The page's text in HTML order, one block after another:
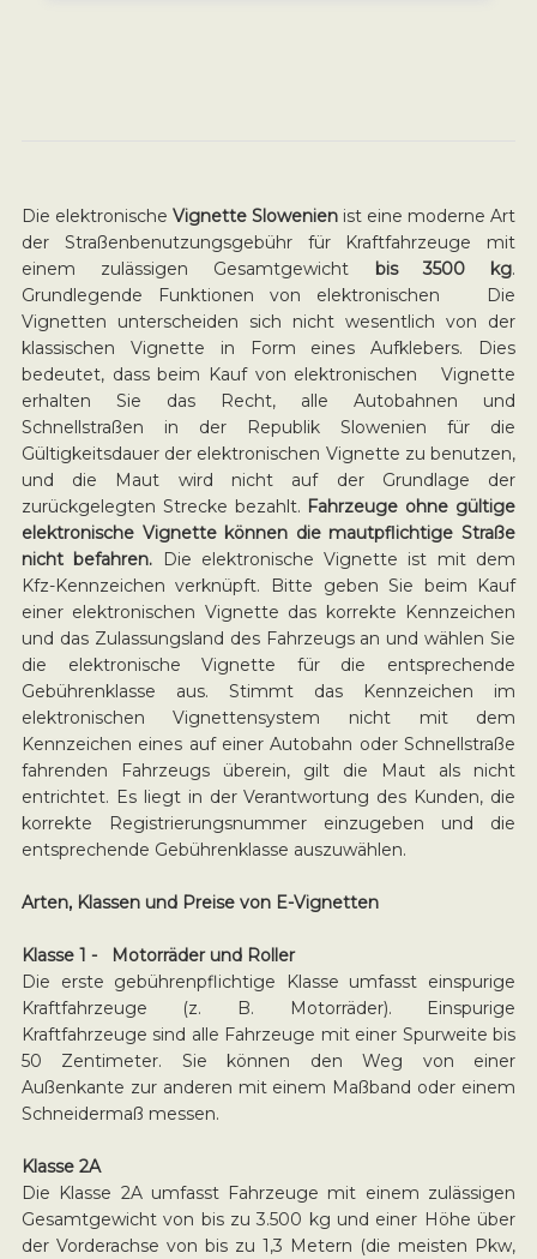
Die elektronische Vignette Slowenien ist eine moderne Art
der Straßenbenutzungsgebühr für Kraftfahrzeuge mit
einem zulässigen Gesamtgewicht bis 3500 kg.
Grundlegende Funktionen von elektronischen Die
Vignetten unterscheiden sich nicht wesentlich von der
klassischen Vignette in Form eines Aufklebers. Dies
bedeutet, dass beim Kauf von elektronischen Vignette
erhalten Sie das Recht, alle Autobahnen und
Schnellstraßen in der Republik Slowenien für die
Gültigkeitsdauer der elektronischen Vignette zu benutzen,
und die Maut wird nicht auf der Grundlage der
zurückgelegten Strecke bezahlt. Fahrzeuge ohne gültige
elektronische Vignette können die mautpflichtige Straße
nicht befahren.
Die elektronische Vignette ist mit dem
Kfz-Kennzeichen verknüpft. Bitte geben Sie beim Kauf
einer elektronischen Vignette das korrekte Kennzeichen
und das Zulassungsland des Fahrzeugs an und wählen Sie
die elektronische Vignette für die entsprechende
Gebührenklasse aus. Stimmt das Kennzeichen im
elektronischen Vignettensystem nicht mit dem
Kennzeichen eines auf einer Autobahn oder Schnellstraße
fahrenden Fahrzeugs überein, gilt die Maut als nicht
entrichtet. Es liegt in der Verantwortung des Kunden, die
korrekte Registrierungsnummer einzugeben und die
entsprechende Gebührenklasse auszuwählen.
Arten, Klassen und Preise von E-Vignetten
Klasse 1 - Motorräder und Roller
Die erste gebührenpflichtige Klasse umfasst einspurige
Kraftfahrzeuge (z. B. Motorräder). Einspurige
Kraftfahrzeuge sind alle Fahrzeuge mit einer Spurweite bis
50 Zentimeter. Sie können den Weg von einer
Außenkante zur anderen mit einem Maßband oder einem
Schneidermaß messen.
Klasse 2A
Die Klasse 2A umfasst Fahrzeuge mit einem zulässigen
Gesamtgewicht von bis zu 3.500 kg und einer Höhe über
der Vorderachse von bis zu 1,3 Metern (die meisten Pkw,